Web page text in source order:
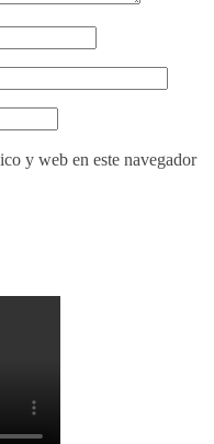
y web en este navegador